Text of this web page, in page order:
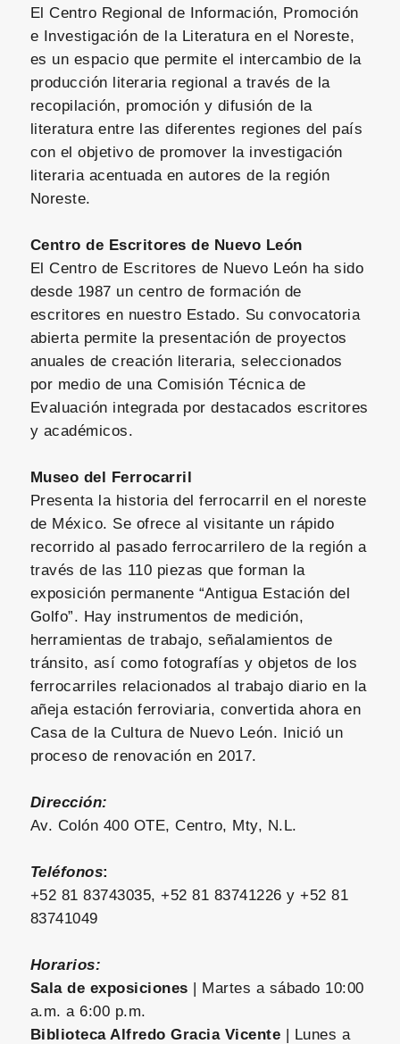
El Centro Regional de Información, Promoción
e Investigación de la Literatura en el Noreste,
es un espacio que permite el intercambio de la
producción literaria regional a través de la
recopilación, promoción y difusión de la
literatura entre las diferentes regiones del país
con el objetivo de promover la investigación
literaria acentuada en autores de la región
Noreste.
Centro de Escritores de Nuevo León
El Centro de Escritores de Nuevo León ha sido
desde 1987 un centro de formación de
escritores en nuestro Estado. Su convocatoria
abierta permite la presentación de proyectos
anuales de creación literaria, seleccionados
por medio de una Comisión Técnica de
Evaluación integrada por destacados escritores
y académicos.
Museo del Ferrocarril
Presenta la historia del ferrocarril en el noreste
de México. Se ofrece al visitante un rápido
recorrido al pasado ferrocarrilero de la región a
través de las 110 piezas que forman la
exposición permanente “Antigua Estación del
Golfo”. Hay instrumentos de medición,
herramientas de trabajo, señalamientos de
tránsito, así como fotografías y objetos de los
ferrocarriles relacionados al trabajo diario en la
añeja estación ferroviaria, convertida ahora en
Casa de la Cultura de Nuevo León. Inició un
proceso de renovación en 2017.
Dirección:
Av. Colón 400 OTE, Centro, Mty, N.L.
Teléfonos:
+52 81 83743035, +52 81 83741226 y +52 81
83741049
Horarios:
Sala de exposiciones | Martes a sábado 10:00
a.m. a 6:00 p.m.
Biblioteca Alfredo Gracia Vicente | Lunes a